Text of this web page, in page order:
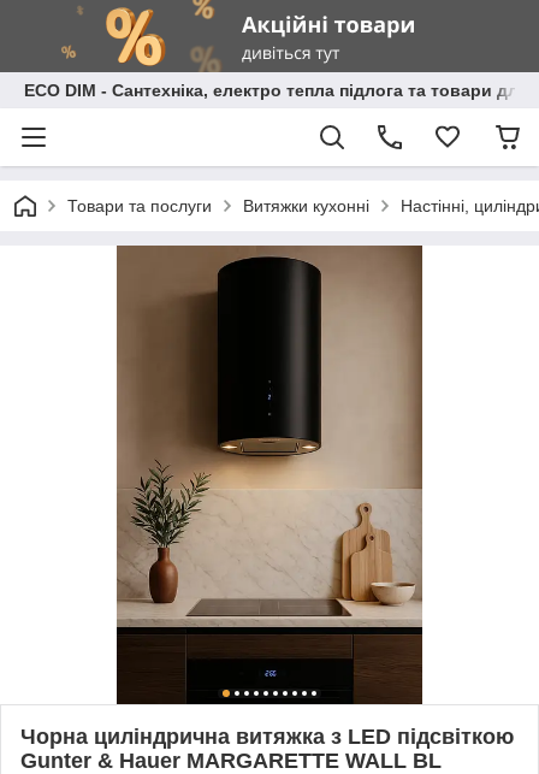
ECO DIM - Сантехніка, електро тепла підлога та товари для
Товари та послуги Витяжки кухонні Настінні,
Чорна циліндрична витяжка з LED підсвіткою
Gunter & Hauer MARGARETTE WALL BL